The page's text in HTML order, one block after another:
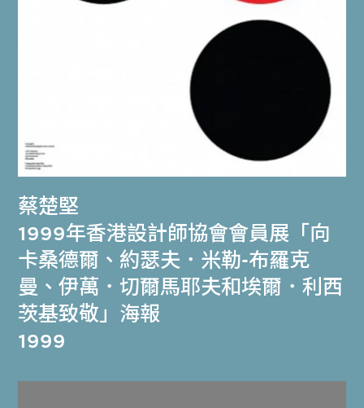
蔡楚堅
1999年香港設計師協會會員展「向
卡桑德爾、約瑟夫．米勒-布羅克
曼、伊萬．切爾馬耶夫和埃爾．利西
茨基致敬」海報
1999